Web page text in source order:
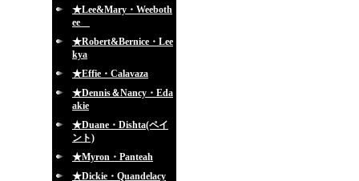
★Lee&Mary・Weeboth
ee
★Robert&Bernice・Lee
kya
★Effie・Calavaza
★Dennis＆Nancy・Eda
akie
★Duane・Dishta(ペイ
ント)
★Myron・Panteah
★Dickie・Quandelacy